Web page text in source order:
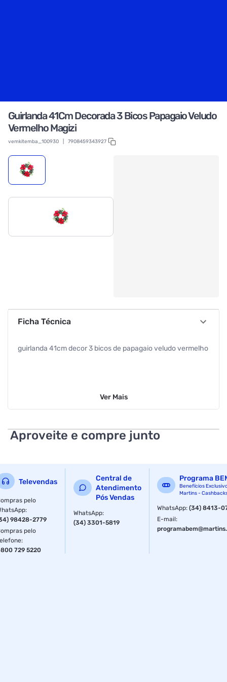
Guirlanda 41Cm Decorada 3 Bicos Papagaio Veludo
Vermelho Magizi
vemkitemba_100930 7908459343927
Ficha Técnica
guirlanda 41cm decor 3 bicos de papagaio veludo vermelho
Ver Mais
Aproveite e compre junto
Televendas
pelo
:
98428-2779
pelo
:
729 5220
Central de
Atendimento
Pós Vendas
WhatsApp:
(34) 3301-5819
Programa
Benefícios
Martins -
WhatsApp:(34) 8413-
E-mail: